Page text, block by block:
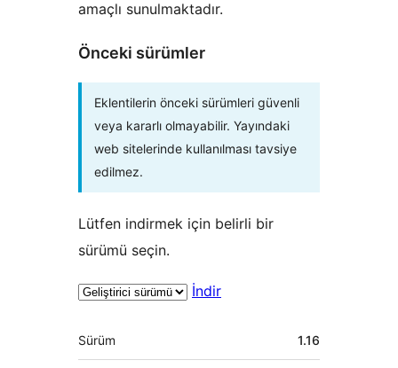
amaçlı sunulmaktadır.
Önceki sürümler
Eklentilerin önceki sürümleri güvenli
veya kararlı olmayabilir. Yayındaki
web sitelerinde kullanılması tavsiye
edilmez.
Lütfen indirmek için belirli bir
sürümü seçin.
İndir
Meta
Sürüm 1.16